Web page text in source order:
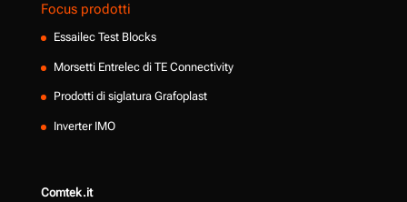
Focus prodotti
Essailec Test Blocks
Morsetti Entrelec di TE Connectivity
Prodotti di siglatura Grafoplast
Inverter IMO
Comtek.it